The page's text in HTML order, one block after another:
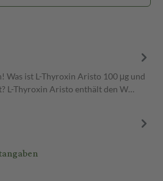
Was ist L-Thyroxin Aristo 100 μg und
L-Thyroxin Aristo enthält den W…